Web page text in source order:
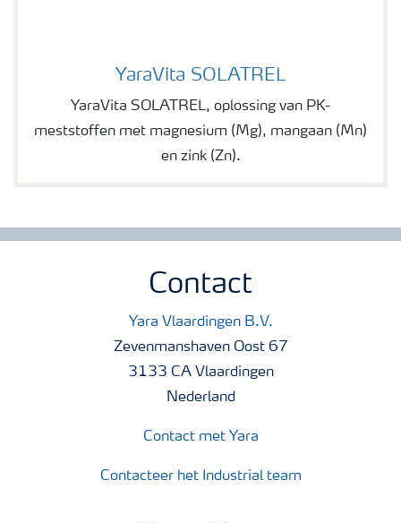
YaraVita SOLATREL
YaraVita SOLATREL, oplossing van PK-
meststoffen met magnesium (Mg), mangaan (Mn)
en zink (Zn).
Contact
Yara Vlaardingen B.V.
Zevenmanshaven Oost 67
3133 CA Vlaardingen
Nederland
Contact met Yara
Contacteer het Industrial team